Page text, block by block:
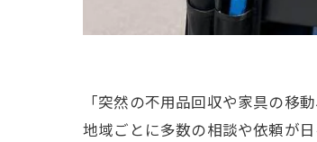
「突然の不用品回収や家具の移
地域ごとに多数の相談や依頼が日